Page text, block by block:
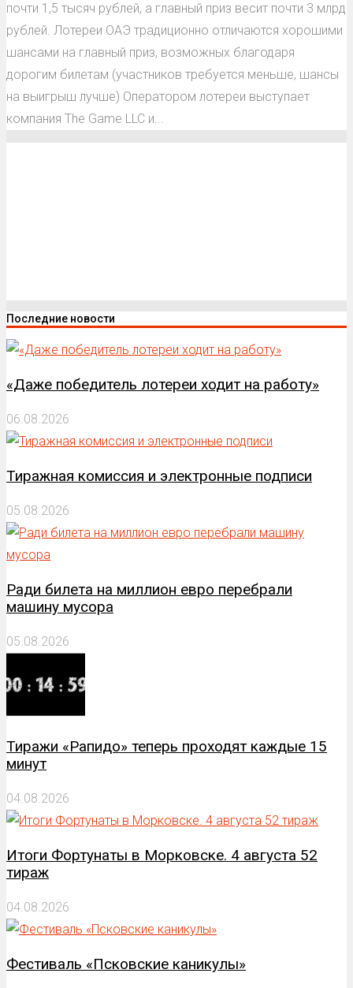
почти 1,5 тысяч рублей, а главный приз весит почти 3 млрд
рублей. Лотереи ОАЭ традиционно отличаются хорошими
шансами на главный приз, возможных благодаря
дорогим билетам (участников требуется меньше, шансы
на выигрыш лучше) Оператором лотереи выступает
компания The Game LLC и...
Последние новости
«Даже победитель лотереи ходит на работу»
06.08.2026
Тиражная комиссия и электронные подписи
05.08.2026
Ради билета на миллион евро перебрали
машину мусора
05.08.2026
Тиражи «Рапидо» теперь проходят каждые 15
минут
04.08.2026
Итоги Фортунаты в Морковске. 4 августа 52
тираж
04.08.2026
Фестиваль «Псковские каникулы»